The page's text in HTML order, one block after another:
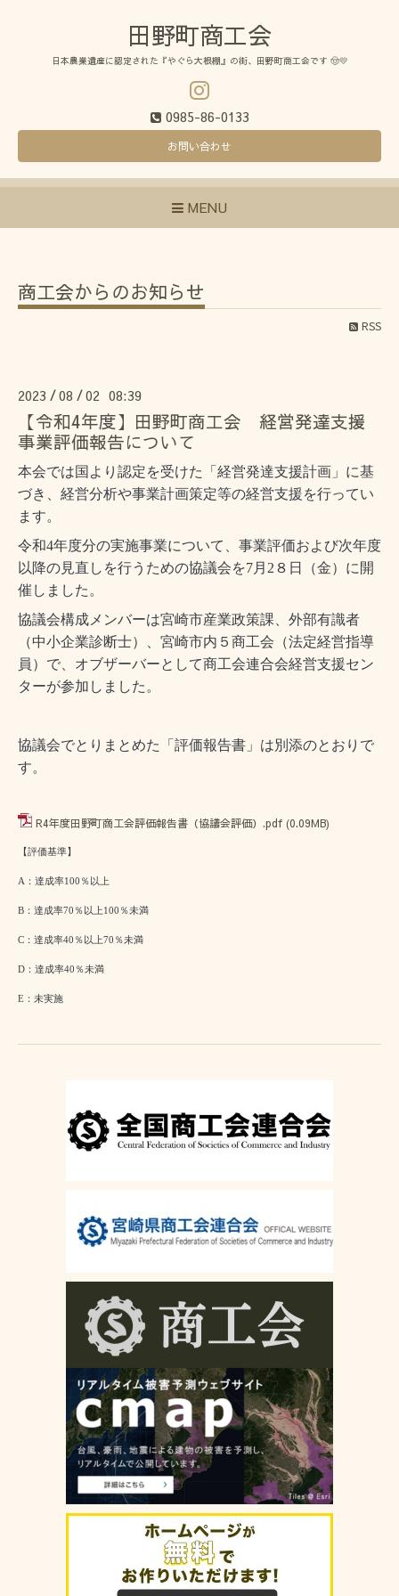
田野町商工会
日本農業遺産に認定された『やぐら大根棚』の街、田野町商工会です 🤠💛
0985-86-0133
お問い合わせ
MENU
商工会からのお知らせ
RSS
2023 /08 /02 08:39
【令和4年度】田野町商工会 経営発達支援
事業評価報告について
本会では国より認定を受けた「経営発達支援計画」に基
づき、経営分析や事業計画策定等の経営支援を行ってい
ます。
令和4年度分の実施事業について、事業評価および次年度
以降の見直しを行うための協議会を7月2８日（金）に開
催しました。
協議会構成メンバーは宮崎市産業政策課、外部有識者
（中小企業診断士）、宮崎市内５商工会（法定経営指導
員）で、オブザーバーとして商工会連合会経営支援セン
ターが参加しました。
協議会でとりまとめた「評価報告書」は別添のとおりで
す。
R4年度田野町商工会評価報告書（協議会評価）.pdf (0.09MB)
【評価基準】
A：達成率100％以上
B：達成率70％以上100％未満
C：達成率40％以上70％未満
D：達成率40％未満
E：未実施